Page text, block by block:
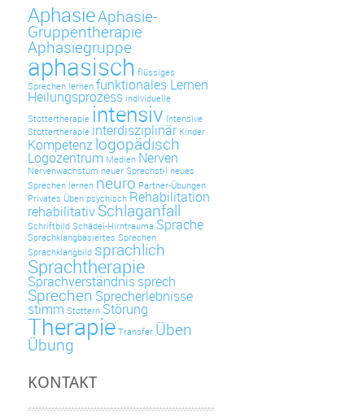
AphasieAphasie-
Gruppentherapie
Aphasiegruppe
aphasisch flüssiges
Sprechen lernen funktionales Lernen
Heilungsprozess individuelle
Stottertherapie intensiv Intensive
Stottertherapie interdisziplinär Kinder
Kompetenzlogopädisch
Logozentrum Medien Nerven
Nervenwachstum neuer Sprechstil neues
Sprechen lernen neuro Partner-Übungen
Privates Üben psychisch Rehabilitation
rehabilitativSchlaganfall
Schriftbild Schädel-Hirntrauma Sprache
Sprachklangbasiertes Sprechen
Sprachklangbild sprachlich
Sprachtherapie
Sprachverständnissprech
Sprechen Sprecherlebnisse
stimm Stottern Störung
Therapie Transfer Üben
Übung
KONTAKT